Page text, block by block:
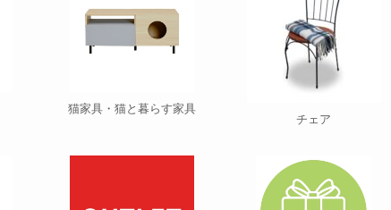
猫家具・猫と暮らす家具
チェア